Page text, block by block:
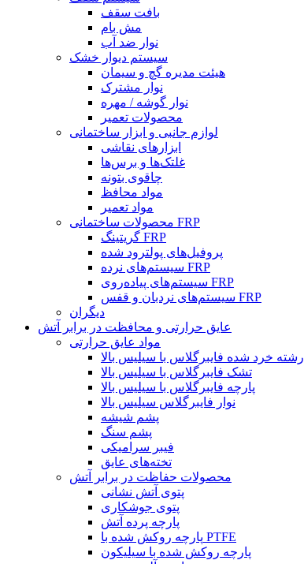
بافت سقف
مش بام
نوار ضد آب
سیستم دیوار خشک
هیئت مدیره گچ و سیمان
نوار مشترک
نوار گوشه / مهره
محصولات تعمیر
لوازم جانبی و ابزار ساختمانی
ابزارهای نقاشی
غلتک‌ها و برس‌ها
چاقوی بتونه
مواد محافظ
مواد تعمیر
محصولات ساختمانی FRP
گریتینگ FRP
پروفیل‌های پولترود شده
سیستم‌های نرده FRP
سیستم‌های پیاده‌روی FRP
سیستم‌های نردبان و قفس FRP
دیگران
عایق حرارتی و محافظت در برابر آتش
مواد عایق حرارتی
رشته خرد شده فایبرگلاس با سیلیس بالا
تشک فایبرگلاس با سیلیس بالا
پارچه فایبرگلاس با سیلیس بالا
نوار فایبرگلاس سیلیس بالا
پشم شیشه
پشم سنگ
فیبر سرامیکی
تخته‌های عایق
محصولات حفاظت در برابر آتش
پتوی آتش نشانی
پتوی جوشکاری
پارچه پرده آتش
پارچه روکش شده با PTFE
پارچه روکش شده با سیلیکون